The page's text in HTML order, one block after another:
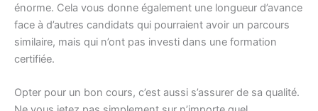
énorme. Cela vous donne également une longueur d’avance
face à d’autres candidats qui pourraient avoir un parcours
similaire, mais qui n’ont pas investi dans une formation
certifiée.
Opter pour un bon cours, c’est aussi s’assurer de sa qualité.